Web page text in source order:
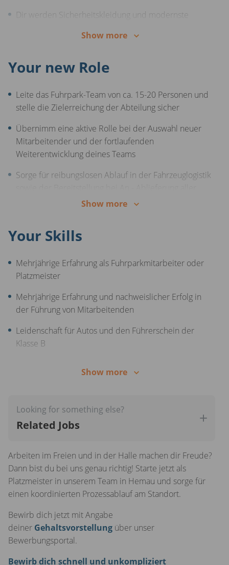
Dir werden Sicherheitskleidung und modernste
Überstunden
Uns ist deine Zukunft wichtig, deshalb gibt es bei uns
einen übergesetzlichen Zuschuss zur betrieblichen
Altersvorsorge
28 Tage Urlaub und nach einem Jahr 30 Tage
Rabatt auf dein neues Auto und weitere
Mitarbeiterrabatte
Show more
Your new Role
Leite das Fuhrpark-Team von ca. 15-20 Personen und
stelle die Zielerreichung der Abteilung sicher
Übernimm eine aktive Rolle bei der Auswahl neuer
Mitarbeitender und der fortlaufenden
Weiterentwicklung deines Teams
Sorge für reibungslosen Ablauf in der Fahrzeuglogistik
Fahrzeuge am Standort
für die rechtzeitige Verfügbarkeit der im
Erkenne Verbesserungspotentiale und setze diese im
Bereich Arbeitsplatzgestaltung eigenverantwortlich um
Sorge für einen täglich aktuellen Fahrzeugbestand
und führe hierzu notwendige Fahrzeug Inventuren
durch
Show more
Your Skills
Mehrjährige Erfahrung als Fuhrparkmitarbeiter oder
Platzmeister
Mehrjährige Erfahrung und nachweislicher Erfolg in
der Führung von Mitarbeitenden
Leidenschaft für Autos und den Führerschein der
Klasse B
ausgeprägtes technisches Verständnis
Koordinierte, strukturierte und selbstständige
Belastbarkeit, Eigeninitiative sowie ausgeprägte
Teamplayer-Qualitäten
Show more
Looking for something else?
Related Jobs
Arbeiten im Freien und in der Halle machen dir Freude?
Dann bist du bei uns genau richtig! Starte jetzt als
Platzmeister in unserem Team in Hemau und sorge für
einen koordinierten Prozessablauf am Standort.
Bewirb dich jetzt mit Angabe
deiner Gehaltsvorstellung über unser
Bewerbungsportal.
Bewirb dich schnell und unkompliziert